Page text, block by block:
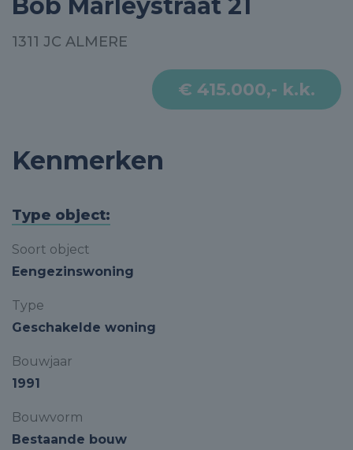
Bob Marleystraat 21
1311 JC ALMERE
€ 415.000,- k.k.
Kenmerken
Type object:
Soort object
Eengezinswoning
Type
Geschakelde woning
Bouwjaar
1991
Bouwvorm
Bestaande bouw